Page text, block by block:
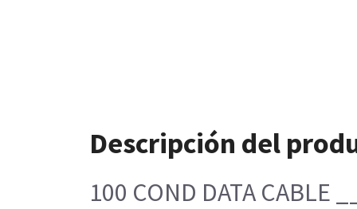
Descripción del
100 COND DATA CABLE